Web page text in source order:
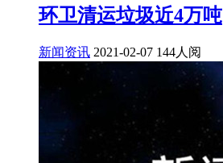
环卫清运垃圾近4万吨
新闻资讯 2021-02-07 144人阅